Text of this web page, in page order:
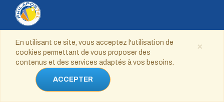
L'adhésion est possible à tout moment de l'année,
cependant, après le 1er septembre, la cotisation est
réduite au tiers de son montant pour le reste de l'année
en cours.
×
En utilisant ce site, vous acceptez l'utilisation de
cookies permettant de vous proposer des
contenus et des services adaptés à vos besoins.
ACCEPTER